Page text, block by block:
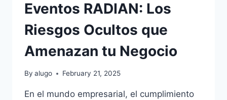
Eventos RADIAN: Los
Riesgos Ocultos que
Amenazan tu Negocio
By alugo February 21, 2025
En el mundo empresarial, el cumplimiento